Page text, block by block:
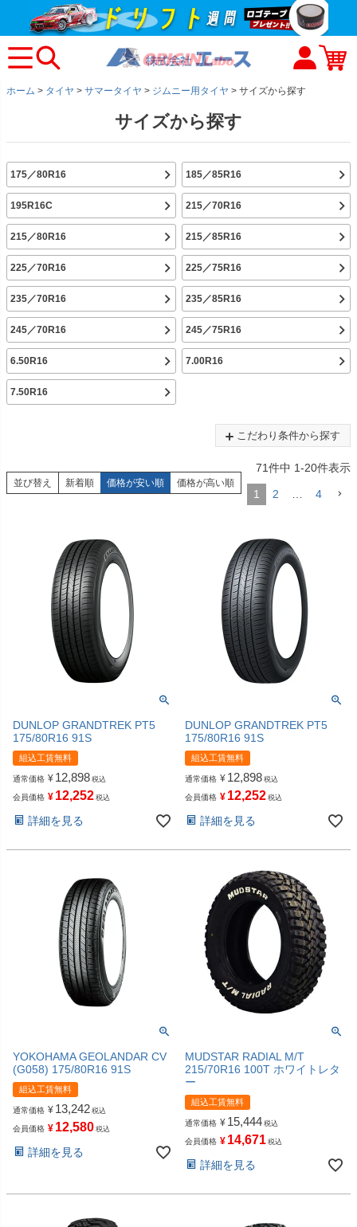
ホーム タイヤ サマータイヤ ジムニー用タイヤ サイズから探す
サイズから探す
175／80R16 185／85R16
195R16C 215／70R16
215／80R16 215／85R16
225／70R16 225／75R16
235／70R16 235／85R16
245／70R16 245／75R16
6.50R16 7.00R16
7.50R16
こだわり条件から探す
並び替え 新着順 価格が安い順 価格が高い順
71件中 1-20件表示
1 2 4
DUNLOP GRANDTREK PT5
175/80R16 91S
組込工賃無料
通常価格 ¥ 12,898 税込
会員価格 ¥ 12,252 税込
詳細を見る
DUNLOP GRANDTREK PT5
175/80R16 91S
組込工賃無料
通常価格 ¥ 12,898 税込
会員価格 ¥ 12,252 税込
詳細を見る
YOKOHAMA GEOLANDAR CV
(G058) 175/80R16 91S
組込工賃無料
通常価格 ¥ 13,242 税込
会員価格 ¥ 12,580 税込
詳細を見る
MUDSTAR RADIAL M/T
215/70R16 100T ホワイトレタ
ー
組込工賃無料
通常価格 ¥ 15,444 税込
会員価格 ¥ 14,671 税込
詳細を見る